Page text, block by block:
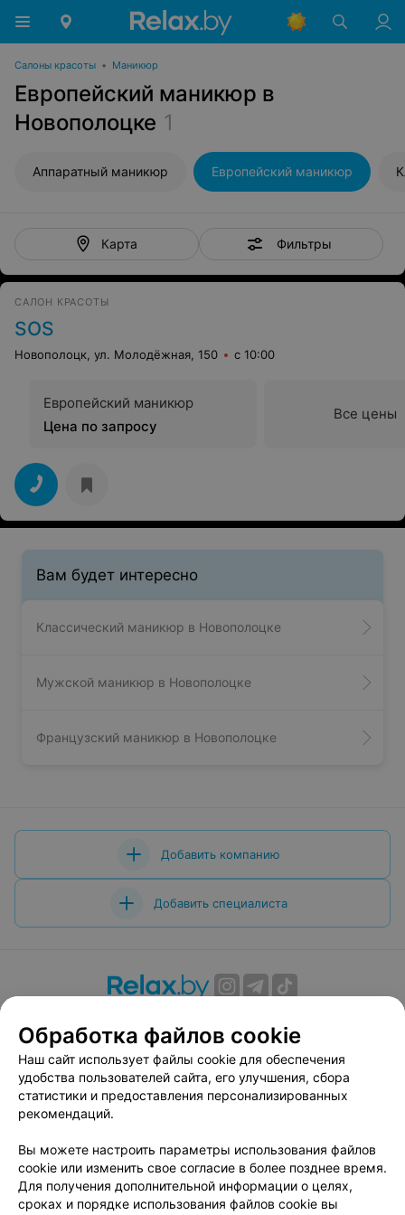
Салоны красоты • Маникюр
Европейский маникюр в
Новополоцке 1
Аппаратный маникюр Европейский маникюр
Карта Фильтры
САЛОН КРАСОТЫ
SOS
Новополоцк, ул. Молодёжная, 150 с 10:00
Европейский маникюр
Цена по запросу
Все цены
Вам будет интересно
Классический маникюр в Новополоцке
Мужской маникюр в Новополоцке
Французский маникюр в Новополоцке
Добавить компанию
Добавить специалиста
Вакансии
Публичный договор
Способы оплаты
Публичный договор по использованию сервиса
«Афиша»
Пользовательское соглашение
Связаться по вопросам сотрудничества
Написать руководителю relax.by
Персональные настройки cookie
Обработка файлов cookie
Наш сайт использует файлы cookie для обеспечения
удобства пользователей сайта, его улучшения, сбора
статистики и предоставления персонализированных
рекомендаций.
Вы можете настроить параметры использования файлов
cookie или изменить свое согласие в более позднее время.
Для получения дополнительной информации о целях,
сроках и порядке использования файлов cookie вы